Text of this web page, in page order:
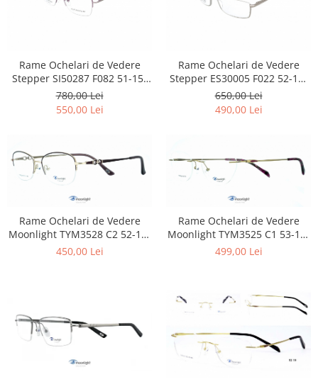
Carbon / Metal
Titan + Aur
Titan + silicon
Ben.X
Blumarine
Carolina Herrera
Cazal
CK
Emporio Armani
Escada
Rame Ochelari de Vedere
Stepper SI50287 F082 51-15-
130 Titan
780,00 Lei
550,00 Lei
Rame Ochelari de Vedere
Stepper ES30005 F022 52-16-
140 Titan
650,00 Lei
490,00 Lei
Rame Ochelari de Vedere
Moonlight TYM3528 C2 52-17-
140 Titan
450,00 Lei
Rame Ochelari de Vedere
Moonlight TYM3525 C1 53-18-
142 Titan
499,00 Lei